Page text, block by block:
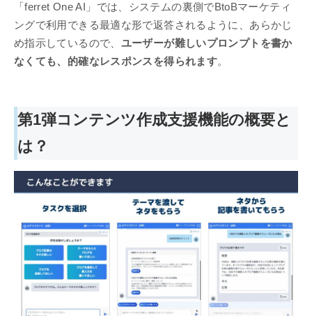
「ferret One AI」では、システムの裏側でBtoBマーケティ
ングで利用できる最適な形で返答されるように、あらかじ
め指示しているので、 ユーザーが難しいプロンプトを書か
なくても、的確なレスポンスを得られます。
第1弾コンテンツ作成支援機能の概要と
は？